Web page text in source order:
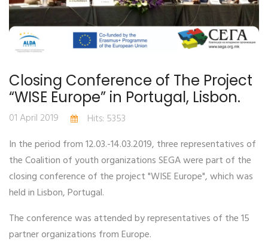
Closing Conference of The Project
“WISE Europe” in Portugal, Lisbon.
01 April 2019
Hits: 5353
In the period from 12.03.-14.03.2019, three representatives of
the Coalition of youth organizations SEGA were part of the
closing conference of the project "WISE Europe", which was
held in Lisbon, Portugal.
The conference was attended by representatives of the 15
partner organizations from Europe.